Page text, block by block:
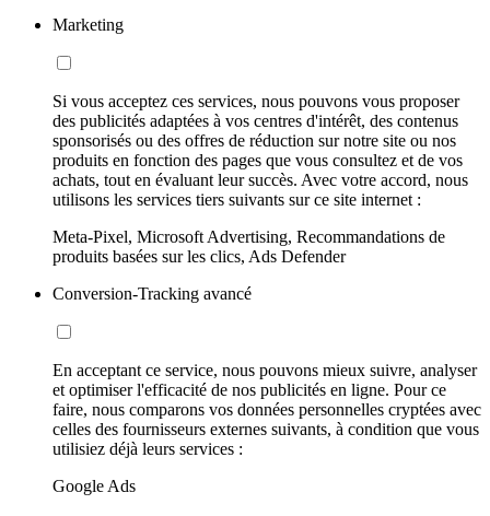
Marketing
Si vous acceptez ces services, nous pouvons vous proposer
des publicités adaptées à vos centres d'intérêt, des contenus
sponsorisés ou des offres de réduction sur notre site ou nos
produits en fonction des pages que vous consultez et de vos
achats, tout en évaluant leur succès. Avec votre accord, nous
utilisons les services tiers suivants sur ce site internet :
Meta-Pixel, Microsoft Advertising, Recommandations de
produits basées sur les clics, Ads Defender
Conversion-Tracking avancé
En acceptant ce service, nous pouvons mieux suivre, analyser
et optimiser l'efficacité de nos publicités en ligne. Pour ce
faire, nous comparons vos données personnelles cryptées avec
celles des fournisseurs externes suivants, à condition que vous
utilisiez déjà leurs services :
Google Ads